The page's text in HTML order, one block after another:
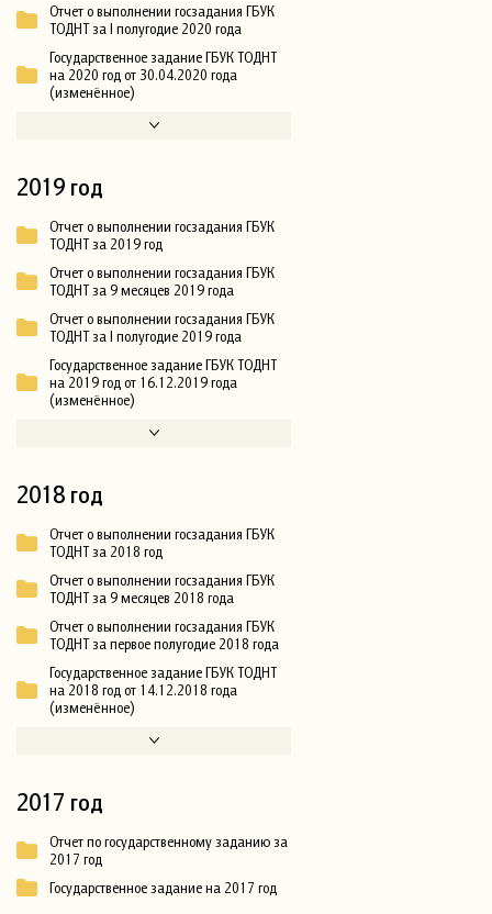
Отчет о выполнении госзадания ГБУК
ТОДНТ за I полугодие 2020 года
Государственное задание ГБУК ТОДНТ
на 2020 год от 30.04.2020 года
(изменённое)
2019 год
Отчет о выполнении госзадания ГБУК
ТОДНТ за 2019 год
Отчет о выполнении госзадания ГБУК
ТОДНТ за 9 месяцев 2019 года
Отчет о выполнении госзадания ГБУК
ТОДНТ за I полугодие 2019 года
Государственное задание ГБУК ТОДНТ
на 2019 год от 16.12.2019 года
(изменённое)
2018 год
Отчет о выполнении госзадания ГБУК
ТОДНТ за 2018 год
Отчет о выполнении госзадания ГБУК
ТОДНТ за 9 месяцев 2018 года
Отчет о выполнении госзадания ГБУК
ТОДНТ за первое полугодие 2018 года
Государственное задание ГБУК ТОДНТ
на 2018 год от 14.12.2018 года
(изменённое)
2017 год
Отчет по государственному заданию за
2017 год
Государственное задание на 2017 год